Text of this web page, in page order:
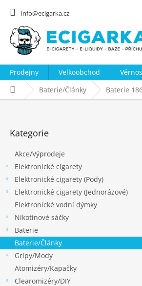
info@ecigarka.cz
Prodejny Velkoobchod
Domů Baterie/Články Baterie
kategorie
Kategorie
Akce/Výprodeje
Elektronické cigarety
Elektronické cigarety (Pody)
Elektronické cigarety (Jednorázové)
Elektronické vodní dýmky
Nikotinové sáčky
Baterie
Baterie/Články
Gripy/Mody
Atomizéry/Kapačky
Clearomizéry/DIY